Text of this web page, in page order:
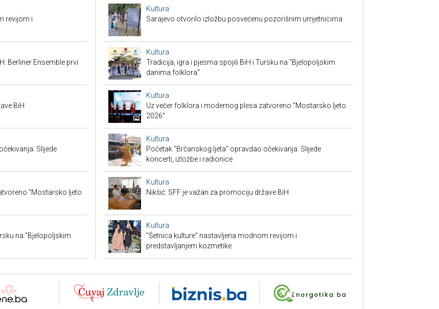
revijom i
Berliner Ensemble prvi
BiH
Slijede
"Mostarsko ljeto
na "Bjelopoljskim
Kultura
Sarajevo otvorilo izložbu posvećenu pozorišnim umjetnicima
Kultura
Tradicija, igra i pjesma spojili BiH i Tursku na "Bjelopoljskim
danima folklora"
Kultura
Uz večer folklora i modernog plesa zatvoreno "Mostarsko ljeto
2026"
Kultura
Početak "Brčanskog ljeta" opravdao očekivanja: Slijede
koncerti, izložbe i radionice
Kultura
Nikšić: SFF je važan za promociju države BiH
Kultura
"Šetnica kulture" nastavljena modnom revijom i
predstavljanjem kozmetike